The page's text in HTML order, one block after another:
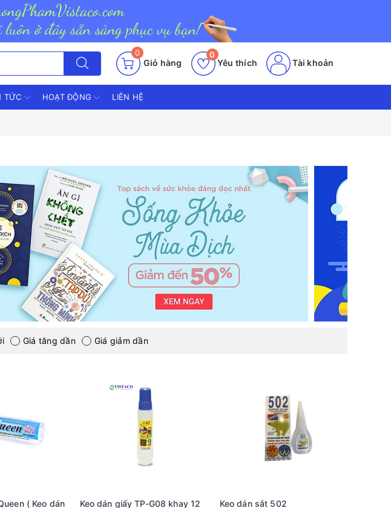
0
Giỏ hàng Yêu thích
0
Tài khoản
TỨC HOẠT ĐỘNG LIÊN HỆ
Giá tăng dần Giá giảm dần
( Keo dán
Keo dán giấy TP-G08 khay 12 Keo dán sắt 502